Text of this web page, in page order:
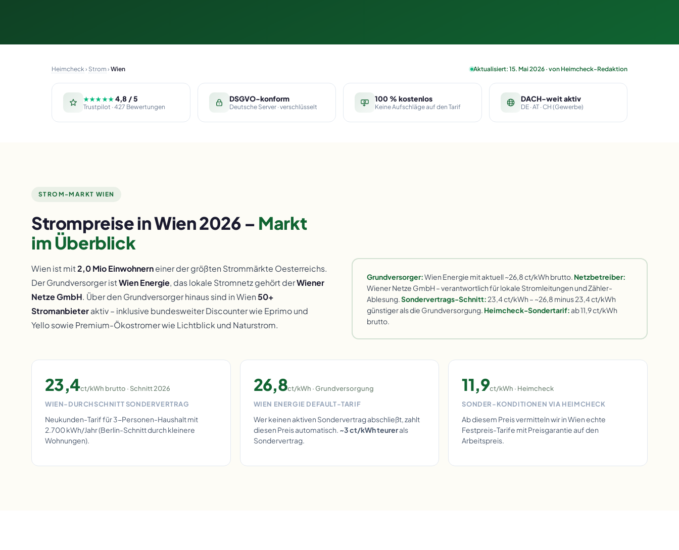
Heimcheck › Strom › Wien Aktualisiert: 15. Mai 2026 · von Heimcheck-Redaktion
★★★★★ 4,8 / 5
Trustpilot · 427 Bewertungen
DSGVO-konform
Deutsche Server · verschlüsselt
100 % kostenlos
Keine Aufschläge auf den Tarif
DACH-weit aktiv
DE · AT · CH (Gewerbe)
STROM-MARKT WIEN
Strompreise in Wien 2026 – Markt
im Überblick
Wien ist mit2,0 Mio Einwohnerneiner der größten Strommärkte Oesterreichs.
Der Grundversorger istWien Energie, das lokale Stromnetz gehört derWiener
Netze GmbH. Über den Grundversorger hinaus sind in Wien50+
Stromanbieteraktiv – inklusive bundesweiter Discounter wie Eprimo und
Yello sowie Premium-Ökostromer wie Lichtblick und Naturstrom.
Grundversorger:Wien Energie mit aktuell ~26,8 ct/kWh brutto. Netzbetreiber:
Wiener Netze GmbH – verantwortlich für lokale Stromleitungen und Zähler-
Ablesung.Sondervertrags-Schnitt: 23,4 ct/kWh – ~26,8 minus 23,4 ct/kWh
günstiger als die Grundversorgung. Heimcheck-Sondertarif:ab 11,9 ct/kWh
brutto.
23,4ct/kWh brutto · Schnitt 2026
WIEN-DURCHSCHNITT SONDERVERTRAG
Neukunden-Tarif für 3-Personen-Haushalt mit
2.700 kWh/Jahr (Berlin-Schnitt durch kleinere
Wohnungen).
26,8ct/kWh · Grundversorgung
WIEN ENERGIE DEFAULT-TARIF
Wer keinen aktiven Sondervertrag abschließt, zahlt
diesen Preis automatisch. ~3 ct/kWh teurerals
Sondervertrag.
11,9ct/kWh · Heimcheck
SONDER-KONDITIONEN VIA HEIMCHECK
Ab diesem Preis vermitteln wir in Wien echte
Festpreis-Tarife mit Preisgarantie auf den
Arbeitspreis.